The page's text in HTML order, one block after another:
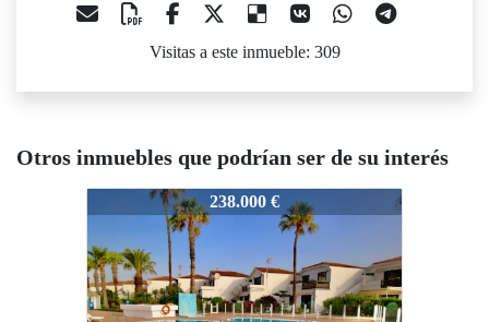
Visitas a este inmueble: 309
Otros inmuebles que podrían ser de su interés
238.000 €
MGAPTTJ1D239.000 €